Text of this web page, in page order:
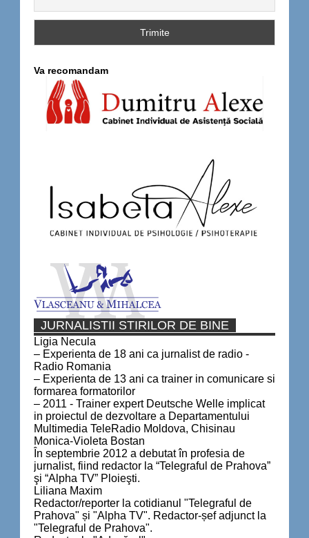
Va recomandam
JURNALISTII STIRILOR DE BINE
Ligia Necula
– Experienta de 18 ani ca jurnalist de radio -
Radio Romania
– Experienta de 13 ani ca trainer in comunicare si
formarea formatorilor
– 2011 - Trainer expert Deutsche Welle implicat
in proiectul de dezvoltare a Departamentului
Multimedia TeleRadio Moldova, Chisinau
Monica-Violeta Bostan
În septembrie 2012 a debutat în profesia de
jurnalist, fiind redactor la “Telegraful de Prahova”
şi “Alpha TV” Ploieşti.
Liliana Maxim
Redactor/reporter la cotidianul "Telegraful de
Prahova" și "Alpha TV". Redactor-șef adjunct la
"Telegraful de Prahova".